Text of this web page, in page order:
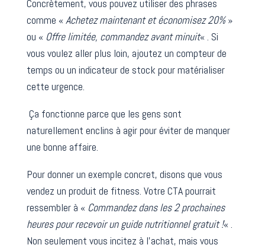
Concrètement, vous pouvez utiliser des phrases
comme « Achetez maintenant et économisez 20%»
ou « Offre limitée, commandez avant minuit« . Si
vous voulez aller plus loin, ajoutez un compteur de
temps ou un indicateur de stock pour matérialiser
cette urgence.
Ça fonctionne parce que les gens sont
naturellement enclins à agir pour éviter de manquer
une bonne affaire.
Pour donner un exemple concret, disons que vous
vendez un produit de fitness. Votre CTA pourrait
ressembler à « Commandez dans les 2 prochaines
heures pour recevoir un guide nutritionnel gratuit !« .
Non seulement vous incitez à l’achat, mais vous